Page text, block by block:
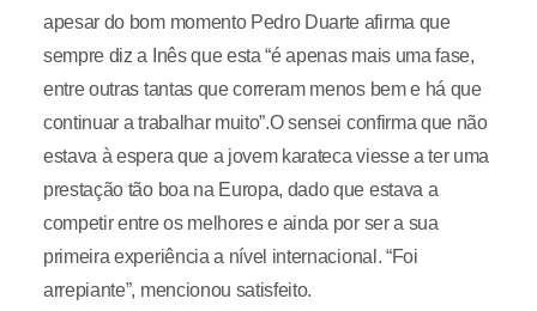
apesar do bom momento Pedro Duarte afirma que
sempre diz a Inês que esta “é apenas mais uma fase,
entre outras tantas que correram menos bem e há que
continuar a trabalhar muito”.O sensei confirma que não
estava à espera que a jovem karateca viesse a ter uma
prestação tão boa na Europa, dado que estava a
competir entre os melhores e ainda por ser a sua
primeira experiência a nível internacional. “Foi
arrepiante”, mencionou satisfeito.